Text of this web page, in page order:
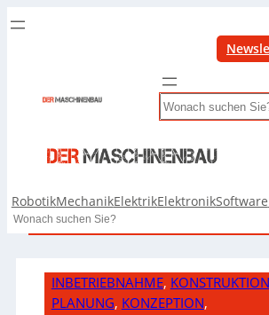
Search
RobotikMechanikElektrikElektronikSoftware
Search
INBETRIEBNAHME,
PLANUNG, KONZEPTION